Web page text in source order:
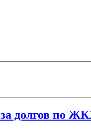
долгов по